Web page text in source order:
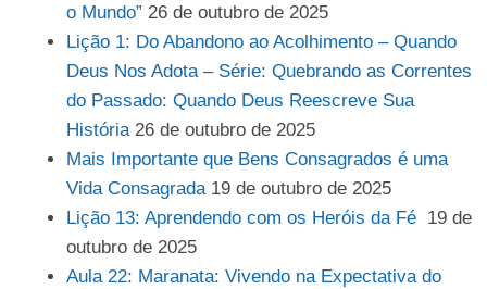
o Mundo” 26 de outubro de 2025
Lição 1: Do Abandono ao Acolhimento – Quando
Deus Nos Adota – Série: Quebrando as Correntes
do Passado: Quando Deus Reescreve Sua
História 26 de outubro de 2025
Mais Importante que Bens Consagrados é uma
Vida Consagrada 19 de outubro de 2025
Lição 13: Aprendendo com os Heróis da Fé 19 de
outubro de 2025
Aula 22: Maranata: Vivendo na Expectativa do